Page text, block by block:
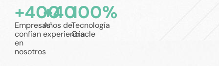
Empresas
confían
en
nosotros
+400
Años de
experiencia
+40
Tecnología
Oracle
100%